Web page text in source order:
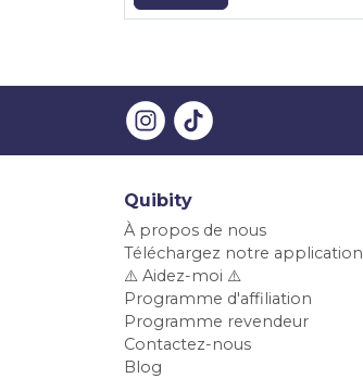
Quibity
À propos de nous
Téléchargez notre application
⚠️ Aidez-moi ⚠️
Programme d'affiliation
Programme revendeur
Contactez-nous
Blog